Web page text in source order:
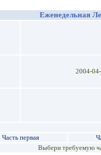
Еженедельная
2004-
Часть первая
Выбери требуемую